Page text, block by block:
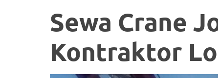
Sewa Crane
Kontraktor